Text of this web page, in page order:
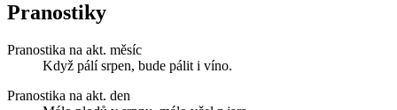
Pranostiky
Pranostika na akt. měsíc
Když pálí srpen, bude pálit i víno.
Pranostika na akt. den